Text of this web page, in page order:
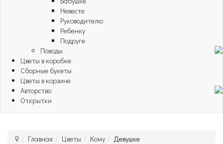
Невесте
Руководителю
Ребенку
Подруге
Поводы
Цветы в коробке
Сборные букеты
Цветы в корзине
Авторство
Открытки
Главная Цветы Кому Девушке